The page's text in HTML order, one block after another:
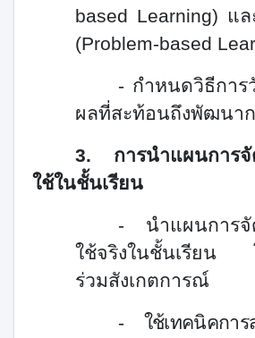
based Learning) แล
(Problem-based
- กำหนดวิธีการ
ผลที่สะท้อนถึงพัฒนาก
3. การนำแผนการจั
ใช้ในชั้นเรียน
- นำแผนการจั
ใช้จริงในชั้นเรียน
ร่วมสังเกตการณ์
- ใช้เทคนิคกา